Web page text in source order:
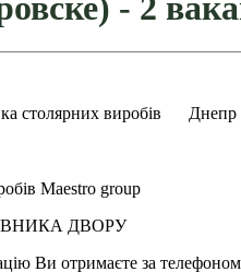
столярних виробів
Днепр
Maestro group
ДВОРУ
Ви отримаєте за